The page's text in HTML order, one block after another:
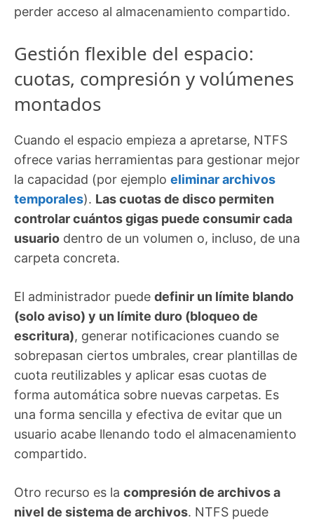
perder acceso al almacenamiento compartido.
Gestión flexible del espacio:
cuotas, compresión y volúmenes
montados
Cuando el espacio empieza a apretarse, NTFS
ofrece varias herramientas para gestionar mejor
la capacidad (por ejemplo eliminar archivos
temporales). Las cuotas de disco permiten
controlar cuántos gigas puede consumir cada
usuario dentro de un volumen o, incluso, de una
carpeta concreta.
El administrador puede definir un límite blando
(solo aviso) y un límite duro (bloqueo de
escritura), generar notificaciones cuando se
sobrepasan ciertos umbrales, crear plantillas de
cuota reutilizables y aplicar esas cuotas de
forma automática sobre nuevas carpetas. Es
una forma sencilla y efectiva de evitar que un
usuario acabe llenando todo el almacenamiento
compartido.
Otro recurso es la compresión de archivos a
nivel de sistema de archivos. NTFS puede